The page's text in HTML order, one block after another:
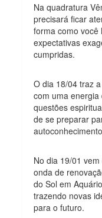
Na quadratura
precisará ficar
forma como você
expectativas
cumpridas.
O dia 18/04 traz
com uma
questões
de se preparar
No dia 19/01
onda de
do Sol em
trazendo novas
para o futuro.